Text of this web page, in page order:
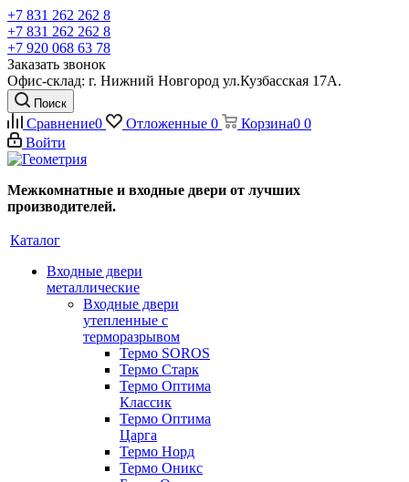
+7 831 262 262 8
+7 831 262 262 8
+7 920 068 63 78
Заказать звонок
Офис-склад: г. Нижний Новгород ул.Кузбасская 17А.
Поиск
Сравнение0 Отложенные 0 Корзина0 0
Войти
Межкомнатные и входные двери от лучших
производителей.
Каталог
Входные двери
металлические
Входные двери
утепленные с
терморазрывом
Термо SOROS
Термо Старк
Термо Оптима
Классик
Термо Оптима
Царга
Термо Норд
Термо Оникс